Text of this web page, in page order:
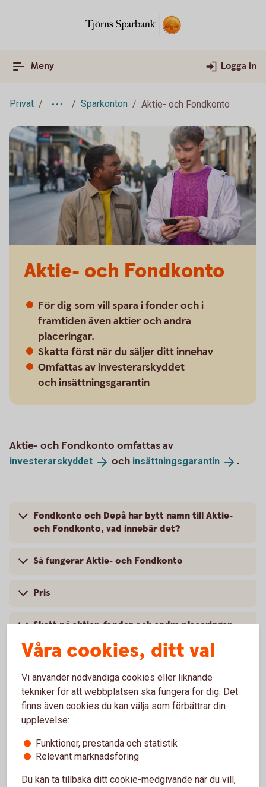
Meny Logga in
Privat Sparkonton Aktie- och Fondkonto
Aktie- och Fondkonto
För dig som vill spara i fonder och i
framtiden även aktier och andra
placeringar.
Skatta först när du säljer ditt innehav
Omfattas av investerarskyddet
och insättningsgarantin
Aktie- och Fondkonto omfattas av
investerarskyddet och insättningsgarantin .
Fondkonto och Depå har bytt namn till Aktie-
och Fondkonto, vad innebär det?
Så fungerar Aktie- och Fondkonto
Pris
Skatt på aktier, fonder och andra placeringar
Villkor och mer information
För att se detta innehåll behöver du först
och statistik.
Våra cookies, ditt val
Vi använder nödvändiga cookies eller liknande
tekniker för att webbplatsen ska fungera för dig. Det
finns även cookies du kan välja som förbättrar din
upplevelse:
Funktioner, prestanda och statistik
Relevant marknadsföring
Du kan ta tillbaka ditt cookie-medgivande när du vill,